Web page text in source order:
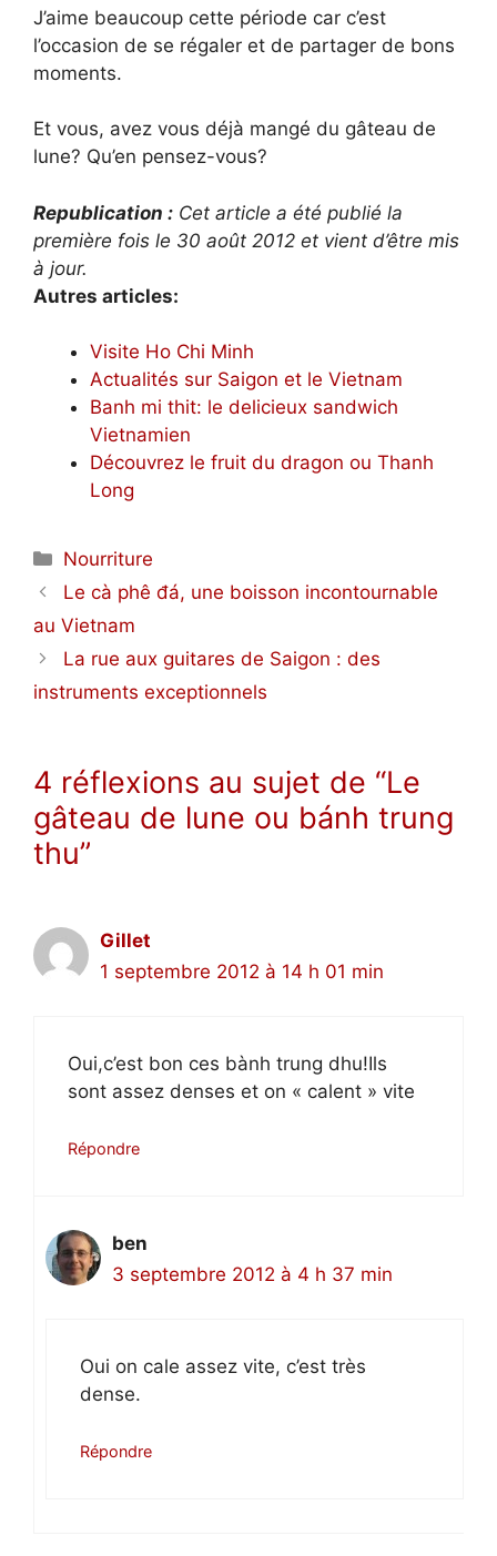
J’aime beaucoup cette période car c’est
l’occasion de se régaler et de partager de bons
moments.
Et vous, avez vous déjà mangé du gâteau de
lune? Qu’en pensez-vous?
Republication : Cet article a été publié la
première fois le 30 août 2012 et vient d’être mis
à jour.
Autres articles:
Visite Ho Chi Minh
Actualités sur Saigon et le Vietnam
Banh mi thit: le delicieux sandwich
Vietnamien
Découvrez le fruit du dragon ou Thanh
Long
Catégories
Nourriture
Le cà phê đá, une boisson incontournable
au Vietnam
La rue aux guitares de Saigon : des
instruments exceptionnels
4 réflexions au sujet de “Le
gâteau de lune ou bánh trung
thu”
Gillet
1 septembre 2012 à 14 h 01 min
Oui,c’est bon ces bành trung dhu!Ils
sont assez denses et on « calent » vite
Répondre
ben
3 septembre 2012 à 4 h 37 min
Oui on cale assez vite, c’est très
dense.
Répondre